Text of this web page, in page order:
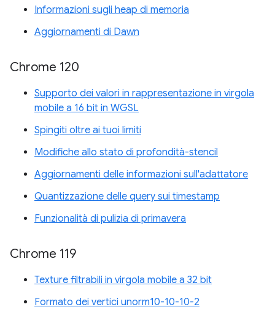
Informazioni sugli heap di memoria
Aggiornamenti di Dawn
Chrome 120
Supporto dei valori in rappresentazione in virgola
mobile a 16 bit in WGSL
Spingiti oltre ai tuoi limiti
Modifiche allo stato di profondità-stencil
Aggiornamenti delle informazioni sull'adattatore
Quantizzazione delle query sui timestamp
Funzionalità di pulizia di primavera
Chrome 119
Texture filtrabili in virgola mobile a 32 bit
Formato dei vertici unorm10-10-10-2